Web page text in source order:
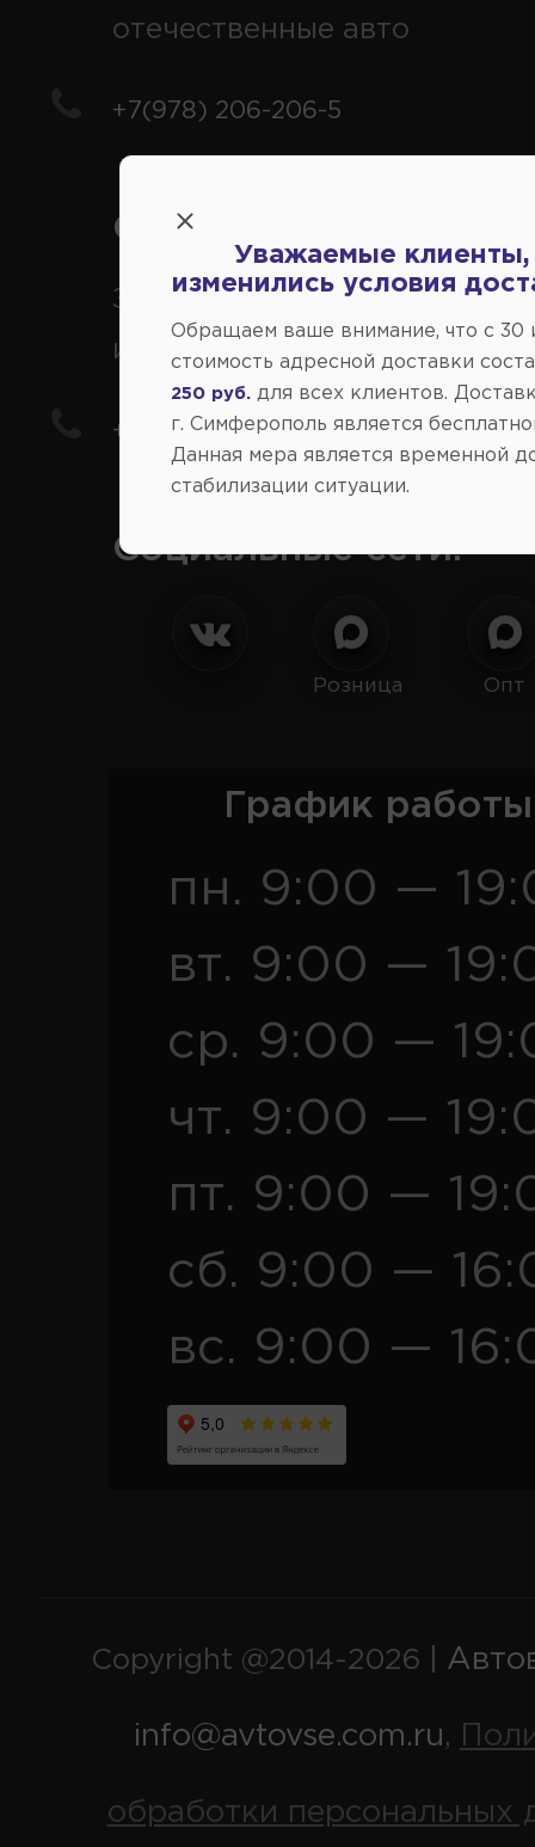
отечественные авто
+7(978) 206-206-5
Справочный центр:
Заказ шин, дисков,
иномарки
+7(978) 206-206-8
Социальные сети:
Розница Опт
График
пн. 9:00 —
вт. 9:00 —
ср. 9:00 —
чт. 9:00 —
пт. 9:00 —
сб. 9:00 —
вс. 9:00 —
Copyright @2014-2026 |
info@avtovse.com.ru,
обработки персональных
Уважаемые клиенты,
изменились условия
Обращаем ваше внимание, что c 30
стоимость адресной доставки
250 руб. для всех клиентов.
г. Симферополь является
Данная мера является временной
стабилизации ситуации.